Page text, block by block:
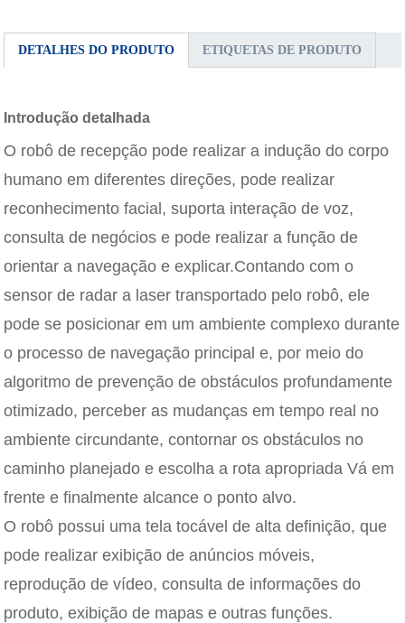
DETALHES DO PRODUTO ETIQUETAS DE PRODUTO
Introdução detalhada
O robô de recepção pode realizar a indução do corpo
humano em diferentes direções, pode realizar
reconhecimento facial, suporta interação de voz,
consulta de negócios e pode realizar a função de
orientar a navegação e explicar.Contando com o
sensor de radar a laser transportado pelo robô, ele
pode se posicionar em um ambiente complexo durante
o processo de navegação principal e, por meio do
algoritmo de prevenção de obstáculos profundamente
otimizado, perceber as mudanças em tempo real no
ambiente circundante, contornar os obstáculos no
caminho planejado e escolha a rota apropriada Vá em
frente e finalmente alcance o ponto alvo.
O robô possui uma tela tocável de alta definição, que
pode realizar exibição de anúncios móveis,
reprodução de vídeo, consulta de informações do
produto, exibição de mapas e outras funções.